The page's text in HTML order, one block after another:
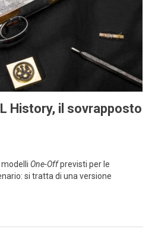
History, il sovrapposto
One-Offprevisti per le
si tratta di una versione